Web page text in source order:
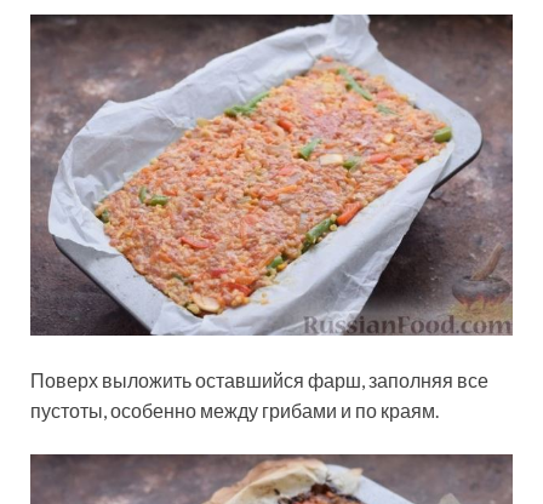
Поверх выложить оставшийся фарш, заполняя все
пустоты, особенно между грибами и по краям.